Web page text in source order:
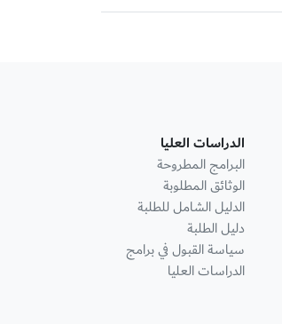
الدراسات العليا
البرامج المطروحة
الوثائق المطلوبة
الدليل الشامل للطلبة
دليل الطلبة
سياسة القبول في برامج
الدراسات العليا